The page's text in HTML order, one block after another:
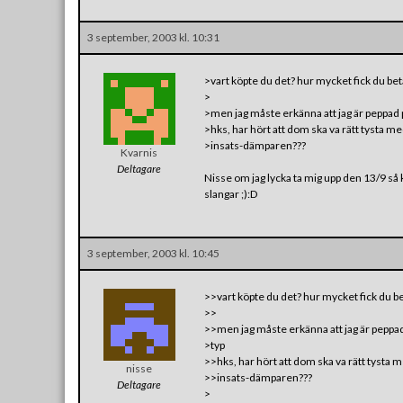
3 september, 2003 kl. 10:31
Kvarnis
Deltagare
>vart köpte du det? hur mycket fick du
>
>men jag måste erkänna att jag är peppad
>hks, har hört att dom ska va rätt tysta
>insats-dämparen???
Nisse om jag lycka ta mig upp den 13/9
slangar ;):D
3 september, 2003 kl. 10:45
nisse
Deltagare
>>vart köpte du det? hur mycket fick du
>>
>>men jag måste erkänna att jag är
>typ
>>hks, har hört att dom ska va rätt tysta
>>insats-dämparen???
>